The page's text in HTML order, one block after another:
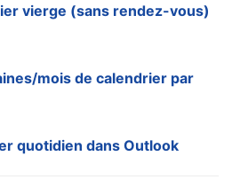
vierge (sans rendez-vous)
mois de calendrier par
quotidien dans Outlook